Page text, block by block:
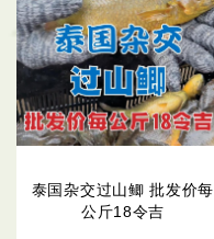
泰国杂交过山鲫 批发价每
公斤18令吉